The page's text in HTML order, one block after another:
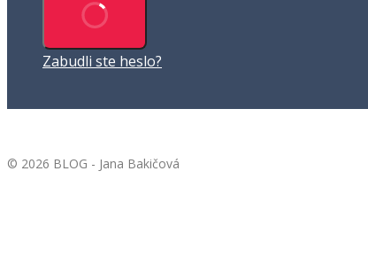
Zabudli ste heslo?
© 2026 BLOG - Jana Bakičová